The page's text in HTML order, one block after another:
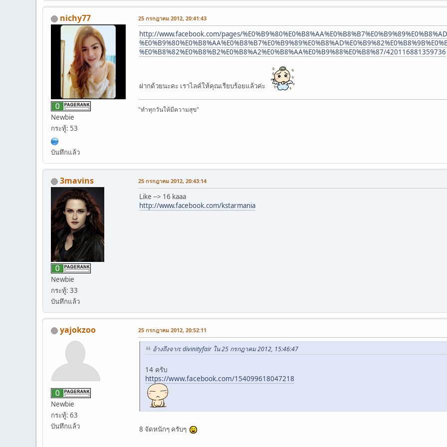
nichy77
Newbie
กระทู้: 53
บันทึกแล้ว
25 กรกฎาคม 2012, 20:41:43
http://www.facebook.com/pages/
%E0%B8%82%E0%B8%B2%E0%B8%A2%E0%B8%AA%E0%B9%88%E0%B8%87/420116881359736
ฝากด้วยนะคะ เราไลค์ให้คุณเรียบร้อยแล้วค่ะ
"ทำทุกวันให้มีความสุข"
3mavins
Newbie
กระทู้: 33
บันทึกแล้ว
25 กรกฎาคม 2012, 20:43:14
Like --> 16 kaaa
http://www.facebook.com/kstarmania
yajokzoo
Newbie
กระทู้: 63
บันทึกแล้ว
25 กรกฎาคม 2012, 20:52:11
อ้างถึงจาก: divinityfair ใน 25 กรกฎาคม 2012, 15:46:47
14 ครับ
https://www.facebook.com/154099618047218
8 จัดหนักๆ ครับๆ